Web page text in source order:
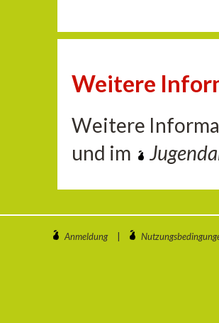
Weitere
Weitere
und im
Anmeldung